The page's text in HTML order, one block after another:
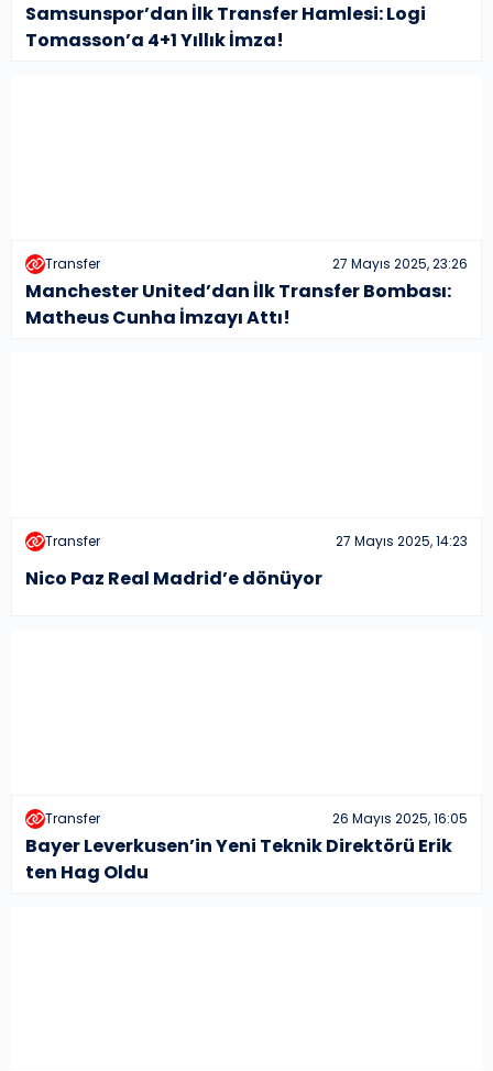
Samsunspor’dan İlk Transfer Hamlesi: Logi
Tomasson’a 4+1 Yıllık İmza!
Transfer 27 Mayıs 2025, 23:26
Manchester United’dan İlk Transfer Bombası:
Matheus Cunha İmzayı Attı!
Transfer 27 Mayıs 2025, 14:23
Nico Paz Real Madrid’e dönüyor
Transfer 26 Mayıs 2025, 16:05
Bayer Leverkusen’in Yeni Teknik Direktörü Erik
ten Hag Oldu